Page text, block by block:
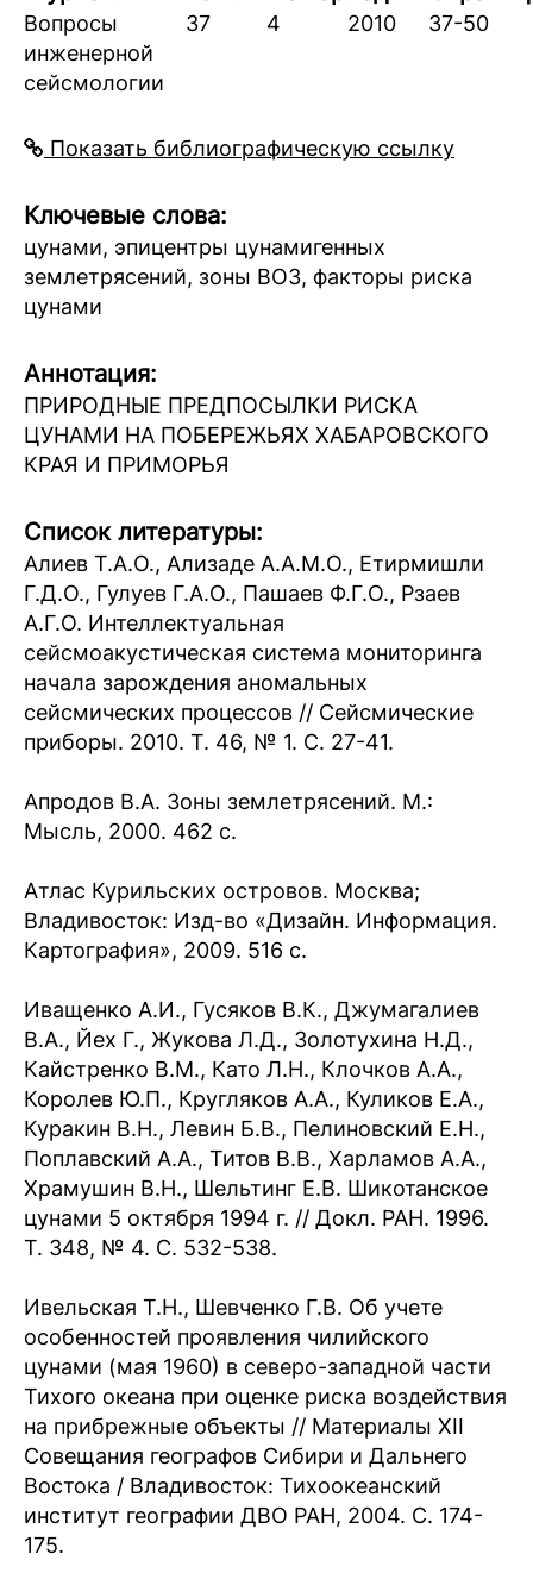
Вопросы
инженерной
сейсмологии
37 4 2010 37-50
Показать библиографическую ссылку
Ключевые слова:
цунами, эпицентры цунамигенных
землетрясений, зоны ВОЗ, факторы риска
цунами
Аннотация:
ПРИРОДНЫЕ ПРЕДПОСЫЛКИ РИСКА
ЦУНАМИ НА ПОБЕРЕЖЬЯХ ХАБАРОВСКОГО
КРАЯ И ПРИМОРЬЯ
Список литературы:
Алиев Т.А.О., Ализаде А.А.М.О., Етирмишли
Г.Д.О., Гулуев Г.А.О., Пашаев Ф.Г.О., Рзаев
А.Г.О. Интеллектуальная
сейсмоакустическая система мониторинга
начала зарождения аномальных
сейсмических процессов // Сейсмические
приборы. 2010. Т. 46, № 1. С. 27-41.
Апродов В.А. Зоны землетрясений. М.:
Мысль, 2000. 462 с.
Атлас Курильских островов. Москва;
Владивосток: Изд-во «Дизайн. Информация.
Картография», 2009. 516 с.
Иващенко А.И., Гусяков В.К., Джумагалиев
В.А., Йех Г., Жукова Л.Д., Золотухина Н.Д.,
Кайстренко В.М., Като Л.Н., Клочков А.А.,
Королев Ю.П., Кругляков А.А., Куликов Е.А.,
Куракин В.Н., Левин Б.В., Пелиновский Е.Н.,
Поплавский А.А., Титов В.В., Харламов А.А.,
Храмушин В.Н., Шельтинг Е.В. Шикотанское
цунами 5 октября 1994 г. // Докл. РАН. 1996.
Т. 348, № 4. C. 532-538.
Ивельская Т.Н., Шевченко Г.В. Об учете
особенностей проявления чилийского
цунами (мая 1960) в северо-западной части
Тихого океана при оценке риска воздействия
на прибрежные объекты // Материалы ХII
Совещания географов Сибири и Дальнего
Востока / Владивосток: Тихоокеанский
институт географии ДВО РАН, 2004. С. 174-
175.